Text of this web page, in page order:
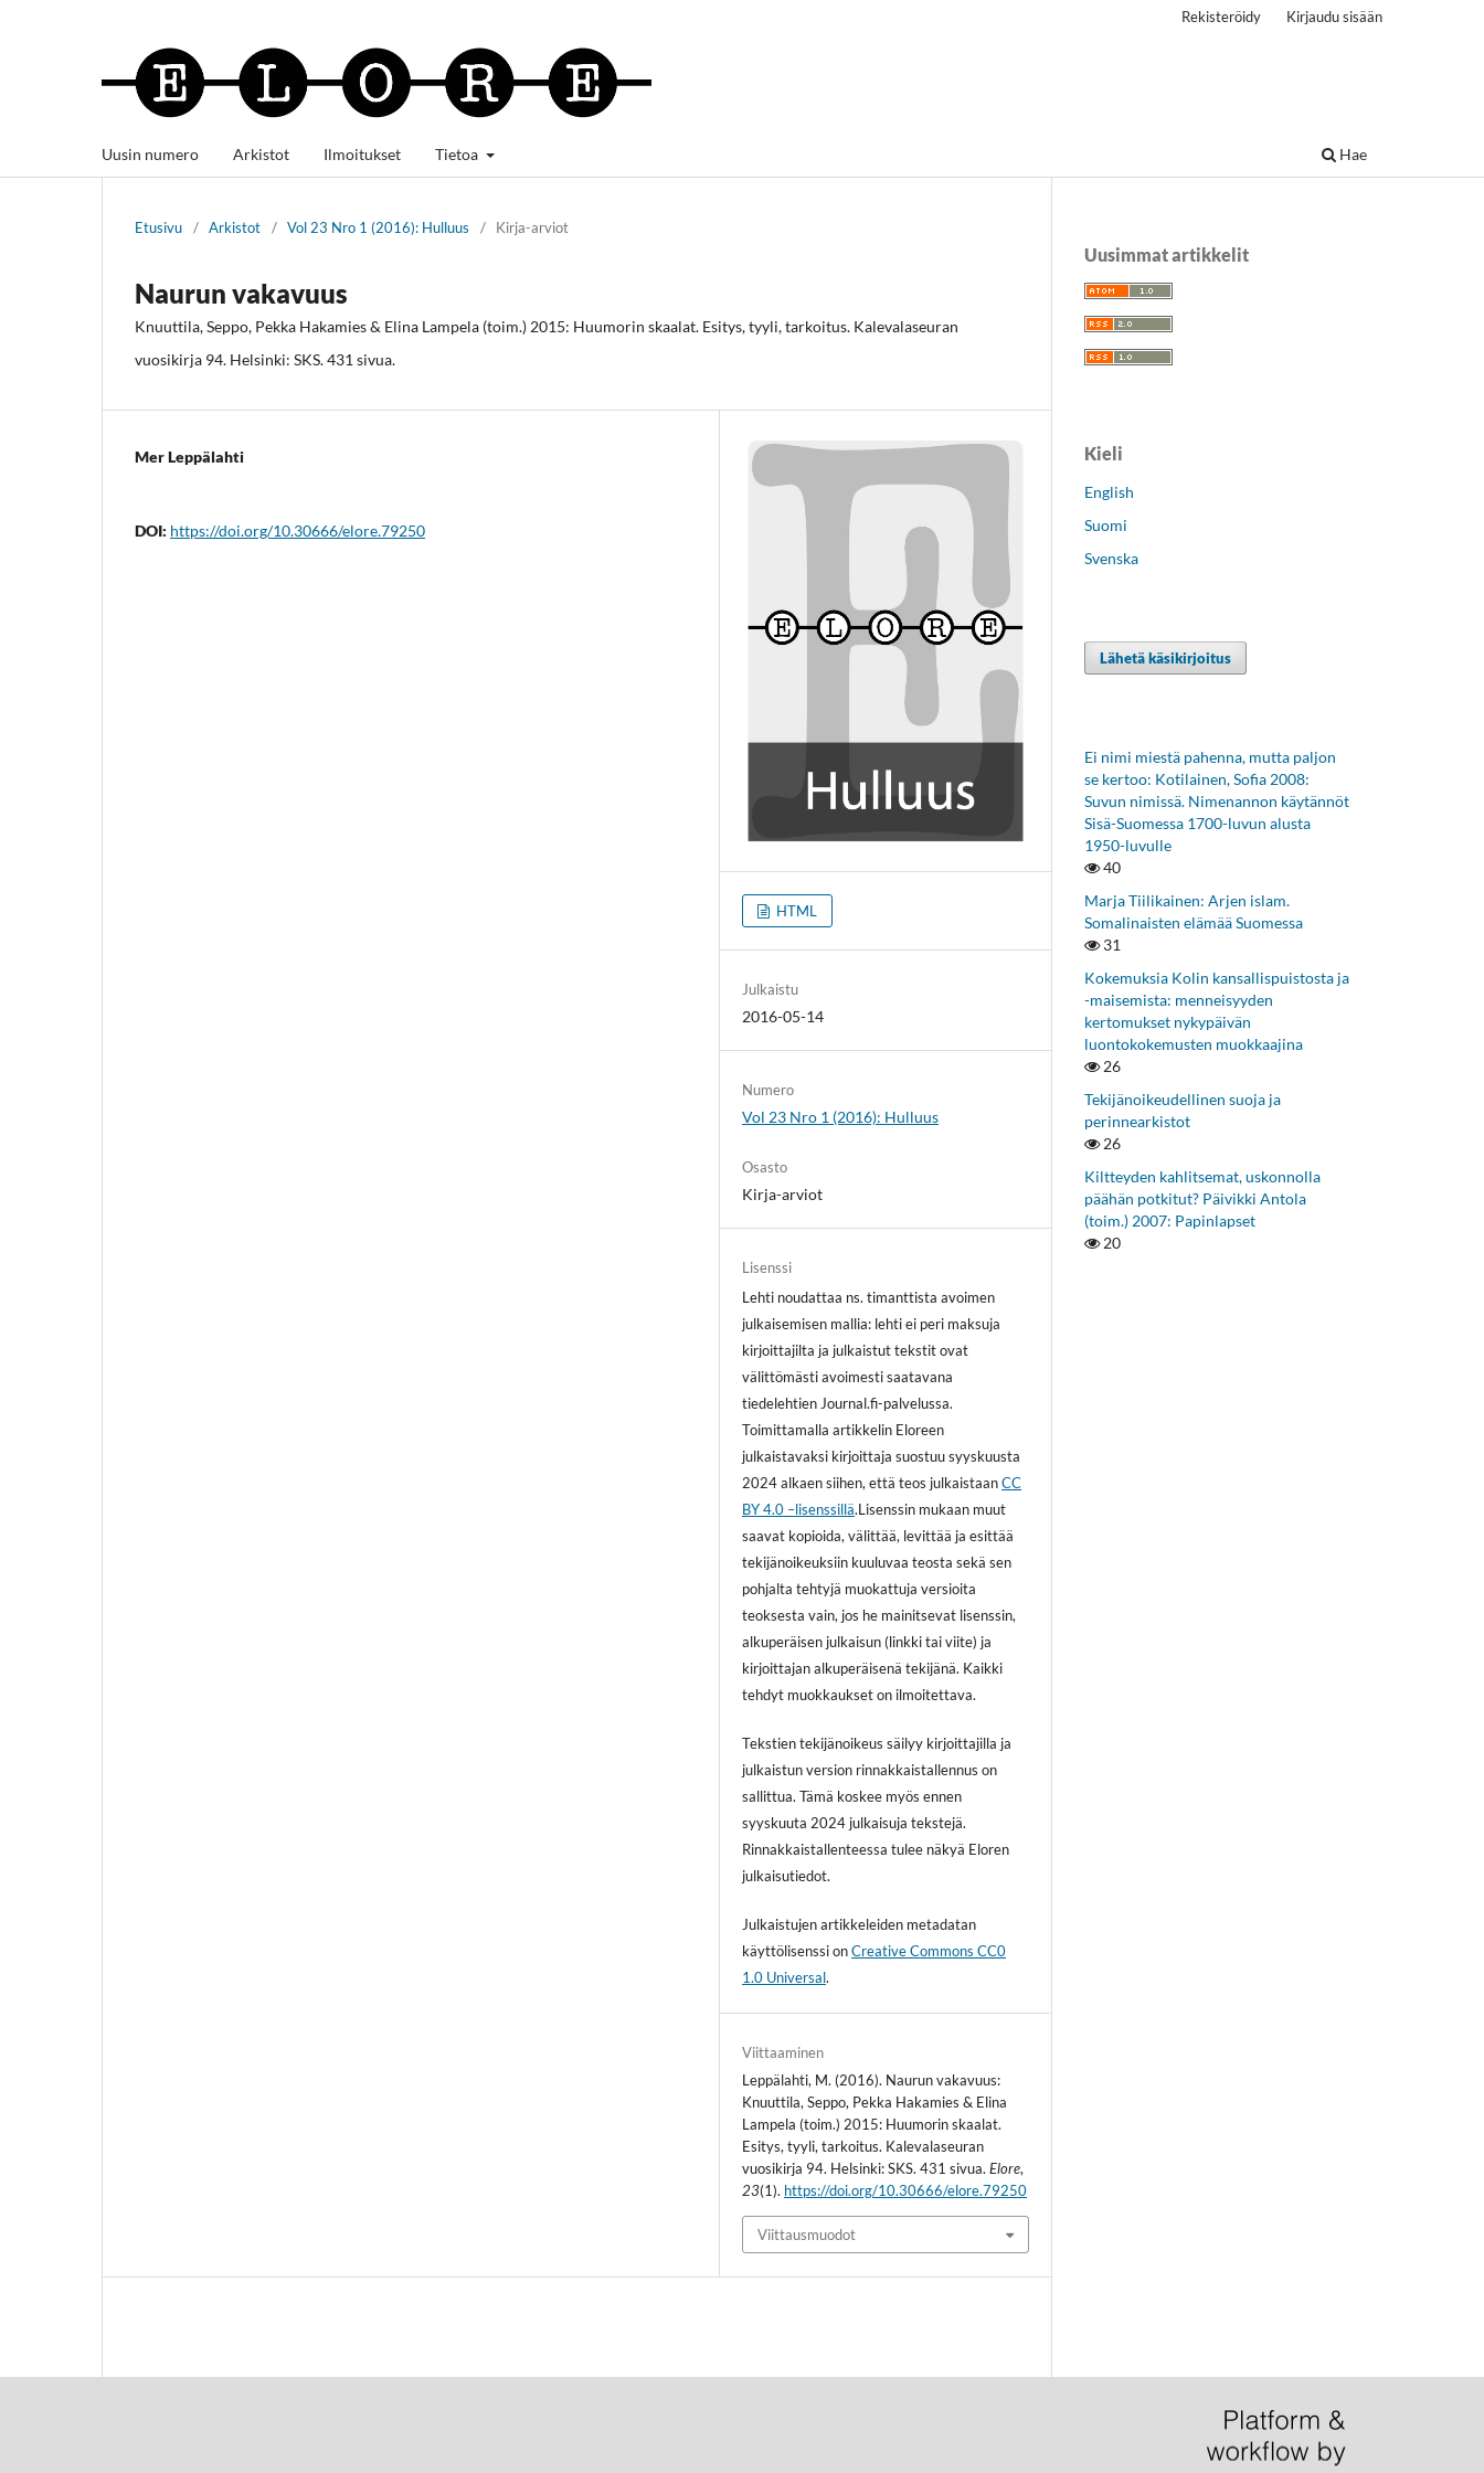
Uusin numero Arkistot Ilmoitukset Tietoa Hae
Rekisteröidy Kirjaudu sisään
Etusivu / Arkistot / Vol 23 Nro 1 (2016): Hulluus / Kirja-arviot
Naurun vakavuus
Knuuttila, Seppo, Pekka Hakamies & Elina Lampela (toim.) 2015: Huumorin skaalat. Esitys, tyyli, tarkoitus. Kalevalaseuran
vuosikirja 94. Helsinki: SKS. 431 sivua.
Mer Leppälahti
DOI: https://doi.org/10.30666/elore.79250
HTML
Julkaistu
2016-05-14
Numero
Vol 23 Nro 1 (2016): Hulluus
Osasto
Kirja-arviot
Lisenssi
Lehti noudattaa ns. timanttista avoimen
julkaisemisen mallia: lehti ei peri maksuja
kirjoittajilta ja julkaistut tekstit ovat
välittömästi avoimesti saatavana
tiedelehtien Journal.fi-palvelussa.
Toimittamalla artikkelin Eloreen
julkaistavaksi kirjoittaja suostuu syyskuusta
2024 alkaen siihen, että teos julkaistaanCC
BY 4.0 –lisenssillä.Lisenssin mukaan muut
saavat kopioida, välittää, levittää ja esittää
tekijänoikeuksiin kuuluvaa teosta sekä sen
pohjalta tehtyjä muokattuja versioita
teoksesta vain, jos he mainitsevat lisenssin,
alkuperäisen julkaisun (linkki tai viite) ja
kirjoittajan alkuperäisenä tekijänä. Kaikki
tehdyt muokkaukset on ilmoitettava.
Tekstien tekijänoikeus säilyy kirjoittajilla ja
julkaistun version rinnakkaistallennus on
sallittua. Tämä koskee myös ennen
syyskuuta 2024 julkaisuja tekstejä.
Rinnakkaistallenteessa tulee näkyä Eloren
julkaisutiedot.
Julkaistujen artikkeleiden metadatan
käyttölisenssi onCreative Commons CC0
1.0 Universal.
Viittaaminen
Leppälahti, M. (2016). Naurun vakavuus:
Knuuttila, Seppo, Pekka Hakamies & Elina
Lampela (toim.) 2015: Huumorin skaalat.
Esitys, tyyli, tarkoitus. Kalevalaseuran
vuosikirja 94. Helsinki: SKS. 431 sivua.Elore,
23(1). https://doi.org/10.30666/elore.79250
Viittausmuodot
Uusimmat artikkelit
Kieli
English
Suomi
Svenska
Lähetä käsikirjoitus
Ei nimi miestä pahenna, mutta paljon
se kertoo: Kotilainen, Sofia 2008:
Suvun nimissä. Nimenannon käytännöt
Sisä-Suomessa 1700-luvun alusta
1950-luvulle
40
Marja Tiilikainen: Arjen islam.
Somalinaisten elämää Suomessa
31
Kokemuksia Kolin kansallispuistosta ja
-maisemista: menneisyyden
kertomukset nykypäivän
luontokokemusten muokkaajina
26
Tekijänoikeudellinen suoja ja
perinnearkistot
26
Kiltteyden kahlitsemat, uskonnolla
päähän potkitut? Päivikki Antola
(toim.) 2007: Papinlapset
20